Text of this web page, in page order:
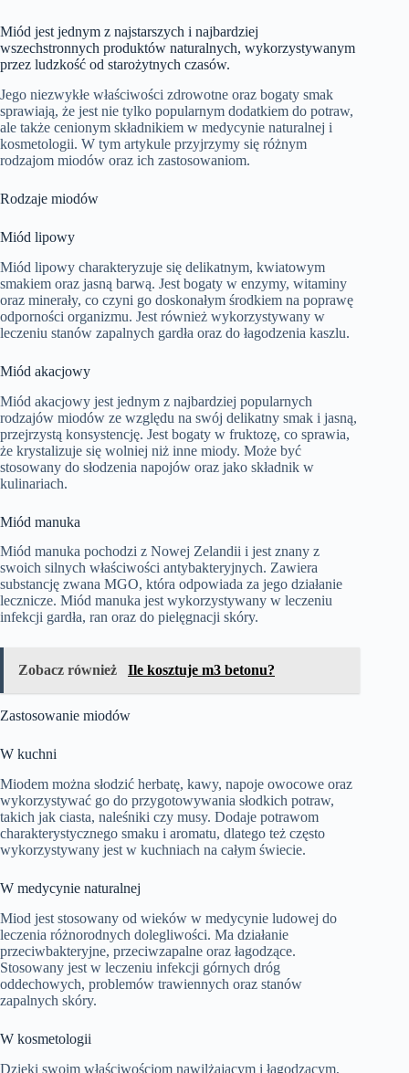
Miód jest jednym z najstarszych i najbardziej
wszechstronnych produktów naturalnych, wykorzystywanym
przez ludzkość od starożytnych czasów.
Jego niezwykłe właściwości zdrowotne oraz bogaty smak
sprawiają, że jest nie tylko popularnym dodatkiem do potraw,
ale także cenionym składnikiem w medycynie naturalnej i
kosmetologii. W tym artykule przyjrzymy się różnym
rodzajom miodów oraz ich zastosowaniom.
Rodzaje miodów
Miód lipowy
Miód lipowy charakteryzuje się delikatnym, kwiatowym
smakiem oraz jasną barwą. Jest bogaty w enzymy, witaminy
oraz minerały, co czyni go doskonałym środkiem na poprawę
odporności organizmu. Jest również wykorzystywany w
leczeniu stanów zapalnych gardła oraz do łagodzenia kaszlu.
Miód akacjowy
Miód akacjowy jest jednym z najbardziej popularnych
rodzajów miodów ze względu na swój delikatny smak i jasną,
przejrzystą konsystencję. Jest bogaty w fruktozę, co sprawia,
że krystalizuje się wolniej niż inne miody. Może być
stosowany do słodzenia napojów oraz jako składnik w
kulinariach.
Miód manuka
Miód manuka pochodzi z Nowej Zelandii i jest znany z
swoich silnych właściwości antybakteryjnych. Zawiera
substancję zwana MGO, która odpowiada za jego działanie
lecznicze. Miód manuka jest wykorzystywany w leczeniu
infekcji gardła, ran oraz do pielęgnacji skóry.
Zobacz również Ile kosztuje m3 betonu?
Zastosowanie miodów
W kuchni
Miodem można słodzić herbatę, kawy, napoje owocowe oraz
wykorzystywać go do przygotowywania słodkich potraw,
takich jak ciasta, naleśniki czy musy. Dodaje potrawom
charakterystycznego smaku i aromatu, dlatego też często
wykorzystywany jest w kuchniach na całym świecie.
W medycynie naturalnej
Miod jest stosowany od wieków w medycynie ludowej do
leczenia różnorodnych dolegliwości. Ma działanie
przeciwbakteryjne, przeciwzapalne oraz łagodzące.
Stosowany jest w leczeniu infekcji górnych dróg
oddechowych, problemów trawiennych oraz stanów
zapalnych skóry.
W kosmetologii
Dzięki swoim właściwościom nawilżającym i łagodzącym,